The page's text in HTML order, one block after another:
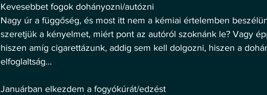
Kevesebbet fogok dohányozni/autózni
Nagy úr a függőség, és most itt nem a kémiai értelemben
szeretjük a kényelmet, miért pont az autóról szoknánk le? Vagy
hiszen amíg cigarettázunk, addig sem kell dolgozni, hiszen a
elfoglaltság…
Januárban elkezdem a fogyókúrát/edzést